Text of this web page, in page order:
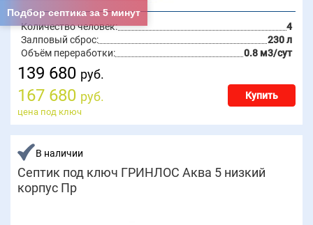
Количество человек:
4
Залповый сброс:
230 л
Объём переработки:
0.8 м3/сут
139 680 руб.
167 680 руб. Купить
цена под ключ
В наличии
Септик под ключ ГРИНЛОС Аква 5 низкий
корпус Пр
Подбор септика за 5 минут